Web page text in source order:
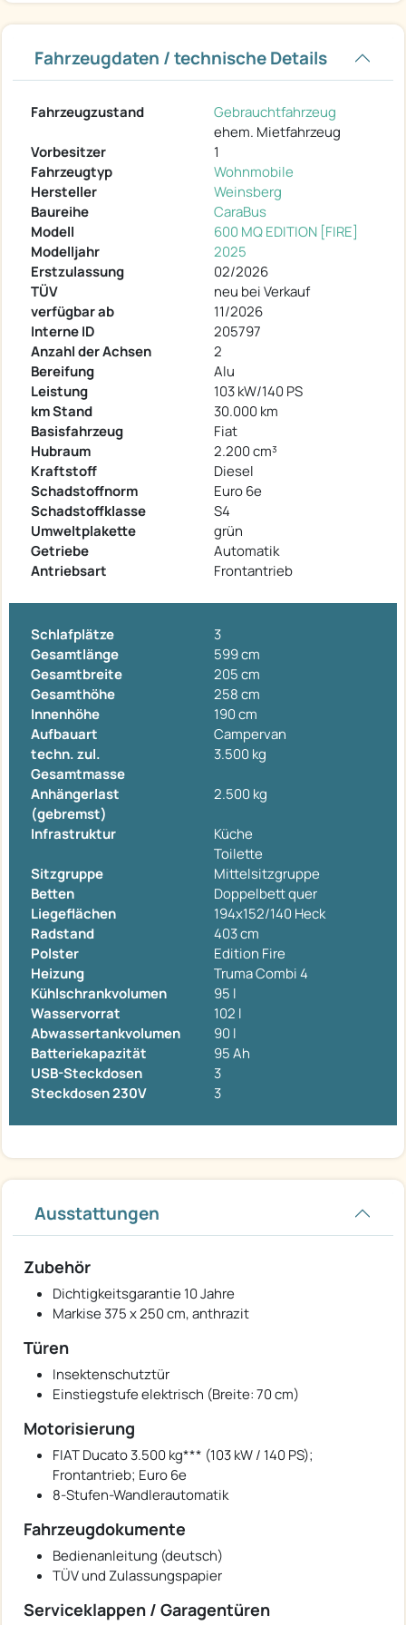
Fahrzeugdaten / technische Details
Fahrzeugzustand
Gebrauchtfahrzeug
ehem. Mietfahrzeug
Vorbesitzer
1
Fahrzeugtyp
Wohnmobile
Hersteller
Weinsberg
Baureihe
CaraBus
Modell
600 MQ EDITION [FIRE]
Modelljahr
2025
Erstzulassung
02/2026
TÜV
neu bei Verkauf
verfügbar ab
11/2026
Interne ID
205797
Anzahl der Achsen
2
Bereifung
Alu
Leistung
103 kW/140 PS
km Stand
30.000 km
Basisfahrzeug
Fiat
Hubraum
2.200 cm³
Kraftstoff
Diesel
Schadstoffnorm
Euro 6e
Schadstoffklasse
S4
Umweltplakette
grün
Getriebe
Automatik
Antriebsart
Frontantrieb
Schlafplätze
3
Gesamtlänge
599 cm
Gesamtbreite
205 cm
Gesamthöhe
258 cm
Innenhöhe
190 cm
Aufbauart
Campervan
techn. zul.
Gesamtmasse
3.500 kg
Anhängerlast
(gebremst)
2.500 kg
Infrastruktur
Küche
Toilette
Sitzgruppe
Mittelsitzgruppe
Betten
Doppelbett quer
Liegeflächen
194x152/140 Heck
Radstand
403 cm
Polster
Edition Fire
Heizung
Truma Combi 4
Kühlschrankvolumen
95 l
Wasservorrat
102 l
Abwassertankvolumen
90 l
Batteriekapazität
95 Ah
USB-Steckdosen
3
Steckdosen 230V
3
Ausstattungen
Zubehör
Dichtigkeitsgarantie 10 Jahre
Markise 375 x 250 cm, anthrazit
Türen
Insektenschutztür
Einstiegstufe elektrisch (Breite: 70 cm)
Motorisierung
FIAT Ducato 3.500 kg*** (103 kW / 140 PS);
Frontantrieb; Euro 6e
8-Stufen-Wandlerautomatik
Fahrzeugdokumente
Bedienanleitung (deutsch)
TÜV und Zulassungspapier
Serviceklappen / Garagentüren